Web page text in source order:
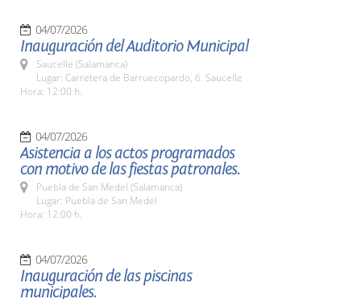
04/07/2026
Inauguración del Auditorio Municipal
Saucelle (Salamanca)
Lugar: Carretera de Barruecopardo, 6. Saucelle
Hora: 12:00 h.
04/07/2026
Asistencia a los actos programados
con motivo de las fiestas patronales.
Puebla de San Medel (Salamanca)
Lugar: Puebla de San Medel
Hora: 12:00 h.
04/07/2026
Inauguración de las piscinas
municipales.